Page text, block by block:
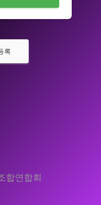
록
합연합회